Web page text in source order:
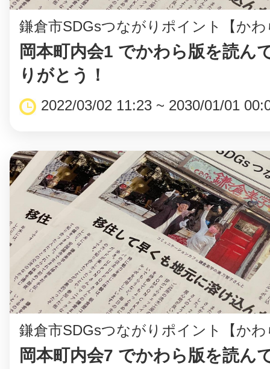
鎌倉市SDGsつながりポイント【かわ
岡本町内会1 でかわら版を読ん
りがとう！
2022/03/02 11:23 ~ 2030/01/01
鎌倉市SDGsつながりポイント【かわ
岡本町内会7 でかわら版を読ん
まちのコイン
お問い合わせ
プライバシーポ
©︎ KAYAC Inc.All